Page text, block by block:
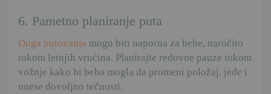
6. Pametno planiranje puta
Duga putovanja mogu biti naporna za bebe, naročito
tokom letnjih vrućina. Planirajte redovne pauze tokom
vožnje kako bi beba mogla da promeni položaj, jede i
unese dovoljno tečnosti.